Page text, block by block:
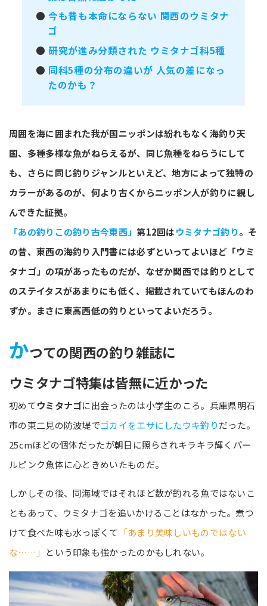
●今も昔も本命にならない 関西のウミタナ
ゴ
●研究が進み分類された ウミタナゴ科5種
● 同科5種の分布の違いが 人気の差になっ
たのかも？
周囲を海に囲まれた我が国ニッポンは紛れもなく海釣り天
国、多種多様な魚がねらえるが、同じ魚種をねらうにして
も、さらに同じ釣りジャンルといえど、地方によって独特の
カラーがあるのが、何より古くからニッポン人が釣りに親し
んできた証拠。
「あの釣りこの釣り古今東西」第12回はウミタナゴ釣り。そ
の昔、東西の海釣り入門書には必ずといってよいほど「ウミ
タナゴ」の項があったものだが、なぜか関西では釣りとして
のステイタスがあまりにも低く、掲載されていてもほんのわ
ずか。まさに東高西低の釣りといってよいだろう。
かつての関西の釣り雑誌に
ウミタナゴ特集は皆無に近かった
初めてウミタナゴに出会ったのは小学生のころ。兵庫県明石
市の東二見の防波堤でゴカイをエサにしたウキ釣りだった。
25cmほどの個体だったが朝日に照らされキラキラ輝くパー
ルピンク魚体に心ときめいたものだ。
しかしその後、同海域ではそれほど数が釣れる魚ではないこ
ともあって、ウミタナゴを追いかけることはなかった。煮つ
けて食べた味も水っぽくて 「あまり美味しいものではない
な……」
という印象も強かったのかもしれない。